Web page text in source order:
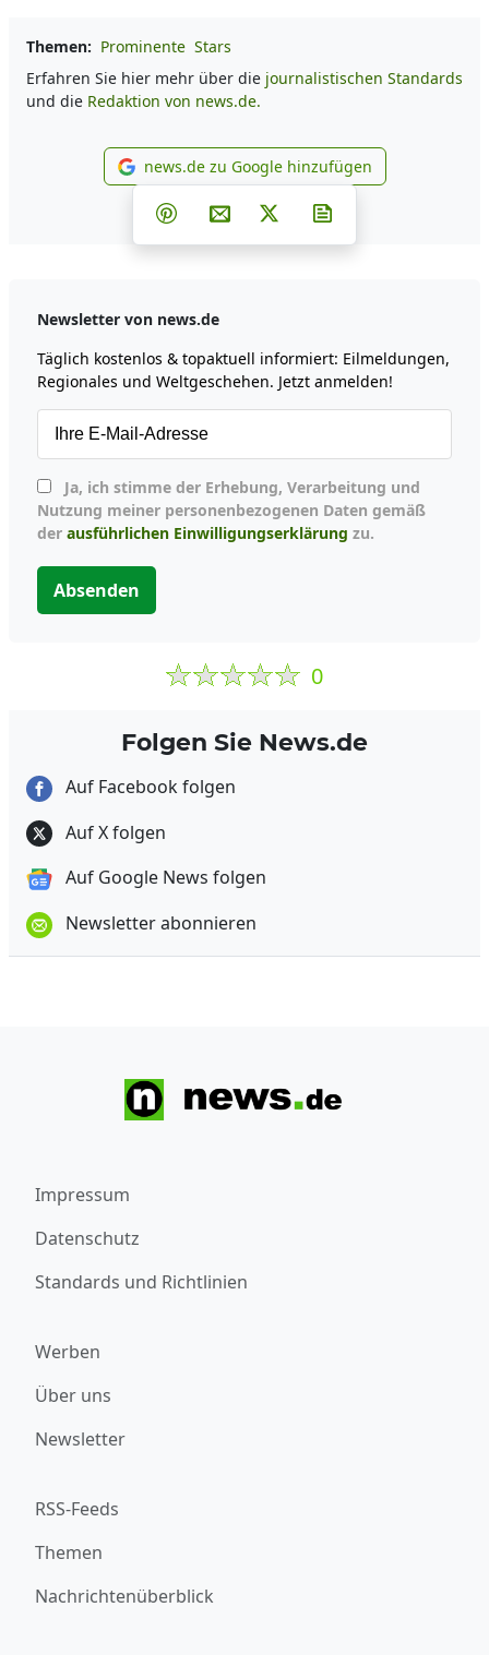
Themen: Prominente Stars
Erfahren Sie hier mehr über die journalistischen Standards
und die Redaktion von news.de.
news.de zu Google
news.de zu Google hinzufügen
Teilen auf Facebook
Teilen auf Whatsapp
Teilen auf Telegram
Teilen auf Pinterest
Per E-Mail teilen
Post auf X
Newsletter von news.de
Täglich kostenlos & topaktuell informiert: Eilmeldungen,
Regionales und Weltgeschehen. Jetzt anmelden!
Nutzung meiner personenbezogenen Daten gemäß
der ausführlichen Einwilligungserklärung zu.
Absenden
0
Folgen Sie News.de
Auf Facebook folgen
Auf X folgen
Auf Google News folgen
Newsletter abonnieren
Impressum
Datenschutz
Standards und Richtlinien
Werben
Über uns
Newsletter
RSS-Feeds
Themen
Nachrichtenüberblick